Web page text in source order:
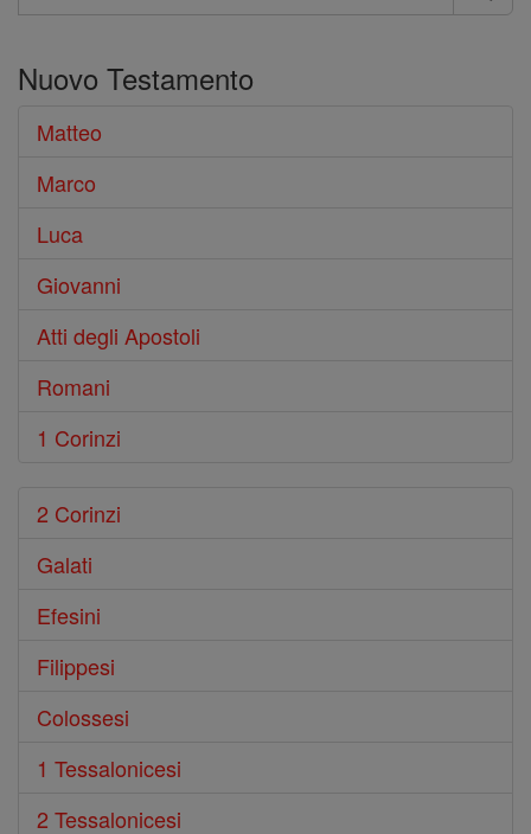
Cerca
Bibbia
Nuovo Testamento
Matteo
Marco
Luca
Giovanni
Atti degli Apostoli
Romani
1 Corinzi
2 Corinzi
Galati
Efesini
Filippesi
Colossesi
1 Tessalonicesi
2 Tessalonicesi